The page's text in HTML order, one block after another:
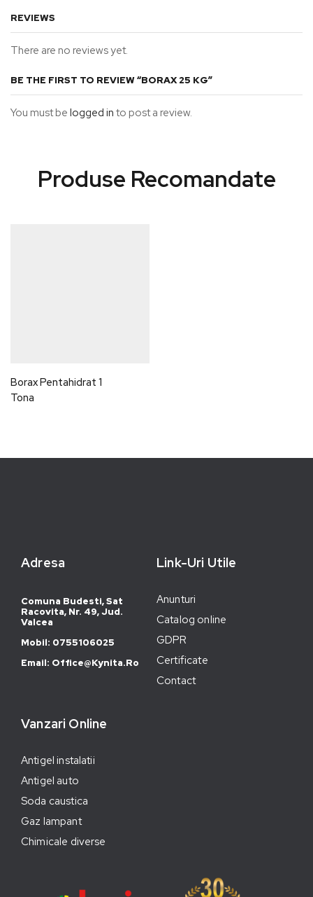
REVIEWS
There are no reviews yet.
BE THE FIRST TO REVIEW “BORAX 25 KG”
You must be logged in to post a review.
Produse Recomandate
Borax Pentahidrat 1
Tona
Adresa
Comuna Budesti, Sat
Racovita, Nr. 49, Jud.
Valcea
Mobil: 0755106025
Email: Office@kynita.ro
Link-Uri Utile
Anunturi
Catalog online
GDPR
Certificate
Contact
Vanzari Online
Antigel instalatii
Antigel auto
Soda caustica
Gaz lampant
Chimicale diverse